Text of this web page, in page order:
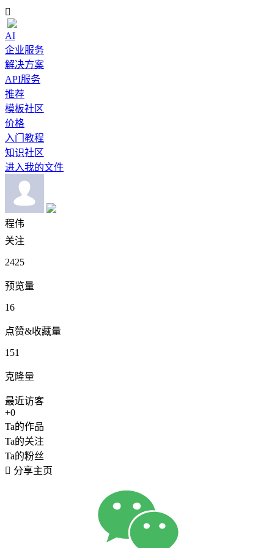

AI
企业服务
解决方案
API服务
推荐
模板社区
价格
入门教程
知识社区
进入我的文件
程伟
关注
2425
预览量
16
点赞&收藏量
151
克隆量
最近访客
+0
Ta的作品
Ta的关注
Ta的粉丝
 分享主页